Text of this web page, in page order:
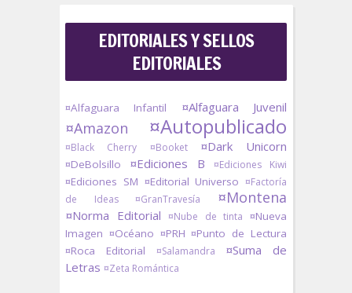
EDITORIALES Y SELLOS
EDITORIALES
¤Alfaguara Infantil ¤Alfaguara Juvenil
¤Amazon ¤Autopublicado
¤Black Cherry ¤Booket ¤Dark Unicorn
¤DeBolsillo ¤Ediciones B ¤Ediciones Kiwi
¤Ediciones SM ¤Editorial Universo ¤Factoría
de Ideas
¤GranTravesía ¤Montena
¤Norma Editorial ¤Nube de tinta ¤Nueva
Imagen ¤Océano ¤PRH ¤Punto de Lectura
¤Roca Editorial
¤Salamandra
¤Suma de
Letras ¤Zeta Romántica